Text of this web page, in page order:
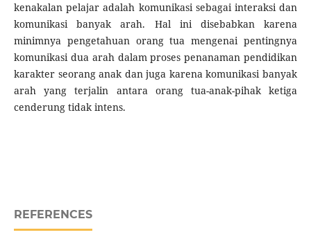
kenakalan pelajar adalah komunikasi sebagai interaksi dan
komunikasi banyak arah. Hal ini disebabkan karena
minimnya pengetahuan orang tua mengenai pentingnya
komunikasi dua arah dalam proses penanaman pendidikan
karakter seorang anak dan juga karena komunikasi banyak
arah yang terjalin antara orang tua-anak-pihak ketiga
cenderung tidak intens.
REFERENCES